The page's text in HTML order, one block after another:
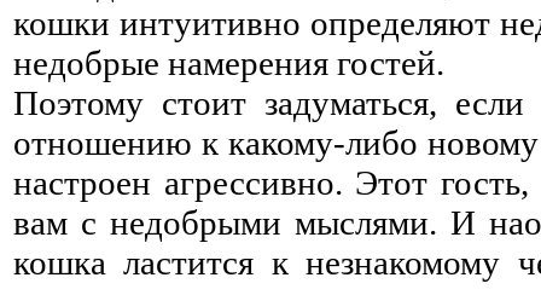
кошки интуитивно определяют
недобрые намерения гостей.
Поэтому стоит задуматься,
отношению к какому-либо
настроен агрессивно. Этот
вам с недобрыми мыслями. И
кошка ластится к незнакомому